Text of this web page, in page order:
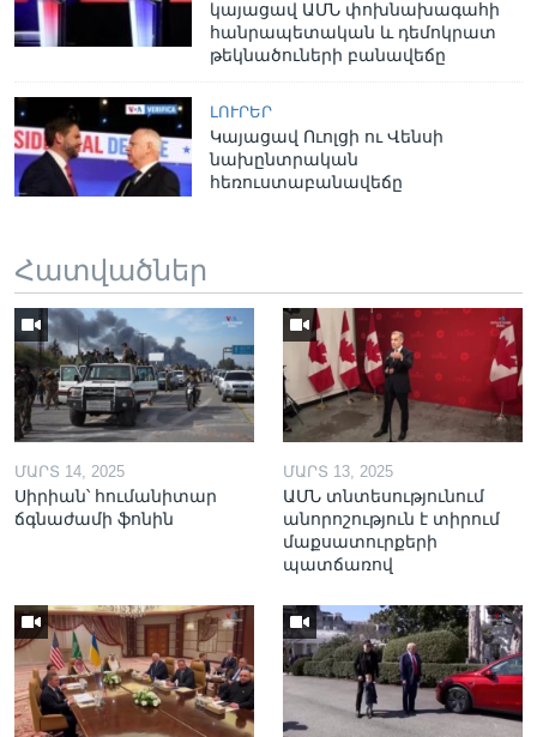
կայացավ ԱՄՆ փոխնախագահի
հանրապետական և դեմոկրատ
թեկնածուների բանավեճը
ԼՈՒՐԵՐ
Կայացավ Ուոլցի ու Վենսի
նախընտրական
հեռուստաբանավեճը
Հատվածներ
ՄԱՐՏ 14, 2025
Սիրիան՝ հումանիտար
ճգնաժամի ֆոնին
ՄԱՐՏ 13, 2025
ԱՄՆ տնտեսությունում
անորոշություն է տիրում
մաքսատուրքերի
պատճառով